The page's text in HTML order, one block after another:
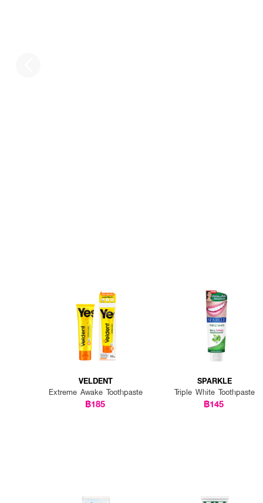
VELDENT
Extreme Awake Toothpaste
฿185
SPARKLE
Triple White Toothpaste
฿145